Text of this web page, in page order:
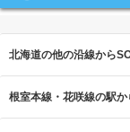
北海道の他の沿線から
根室本線・花咲線の駅